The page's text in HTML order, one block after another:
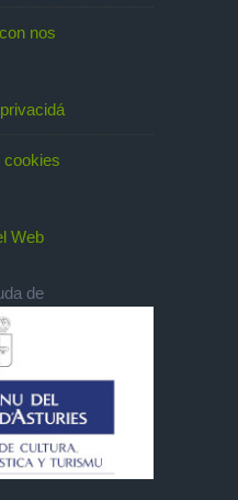
nos
cookies
Web
de